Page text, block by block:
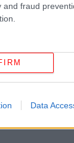
and fraud
Data
EUROPA LEAGUE
EUROPA LEAGUE